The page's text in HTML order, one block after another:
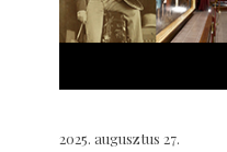
2025. augusztus 27.